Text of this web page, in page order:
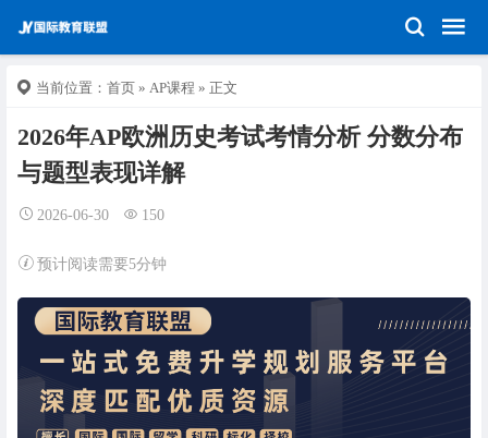
当前位置： 首页 » AP课程 » 正文
2026年AP欧洲历史考试考情分析 分数分布
与题型表现详解
2026-06-30 150
预计阅读需要5分钟